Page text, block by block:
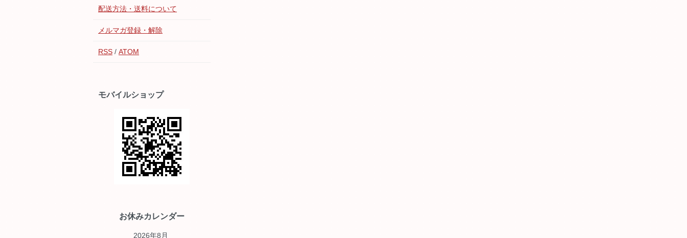
配送方法・送料について
メルマガ登録・解除
RSS / ATOM
モバイルショップ
お休みカレンダー
2026年8月